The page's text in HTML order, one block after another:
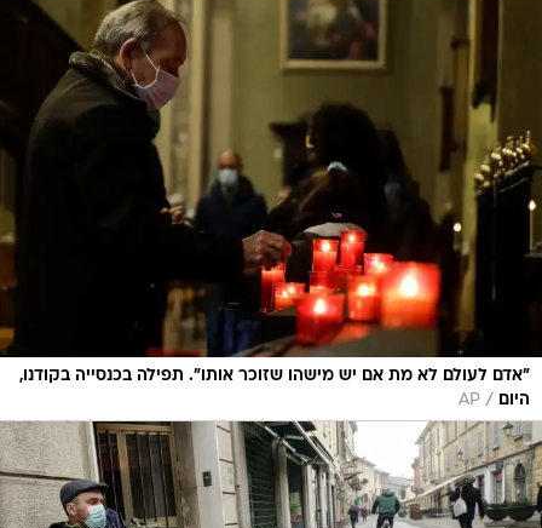
"אדם לעולם לא מת אם יש מישהו שזוכר אותו". תפילה בכנסייה בקודנו,
היום
/
AP